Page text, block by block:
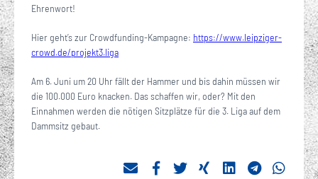
Ehrenwort!
Hier geht’s zur Crowdfunding-Kampagne: https://www.leipziger-
crowd.de/projekt3.liga
Am 6. Juni um 20 Uhr fällt der Hammer und bis dahin müssen wir
die 100.000 Euro knacken. Das schaffen wir, oder? Mit den
Einnahmen werden die nötigen Sitzplätze für die 3. Liga auf dem
Dammsitz gebaut.